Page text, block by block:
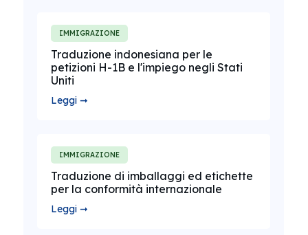
IMMIGRAZIONE
Traduzione indonesiana per le
petizioni H-1B e l'impiego negli Stati
Uniti
Leggi ➞
IMMIGRAZIONE
Traduzione di imballaggi ed etichette
per la conformità internazionale
Leggi ➞